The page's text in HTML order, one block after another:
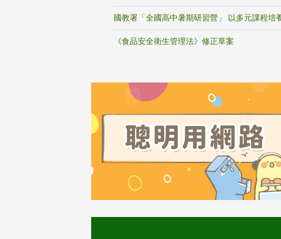
國教署「全國高中暑期研習營」 以多元課程培
《食品安全衛生管理法》修正草案